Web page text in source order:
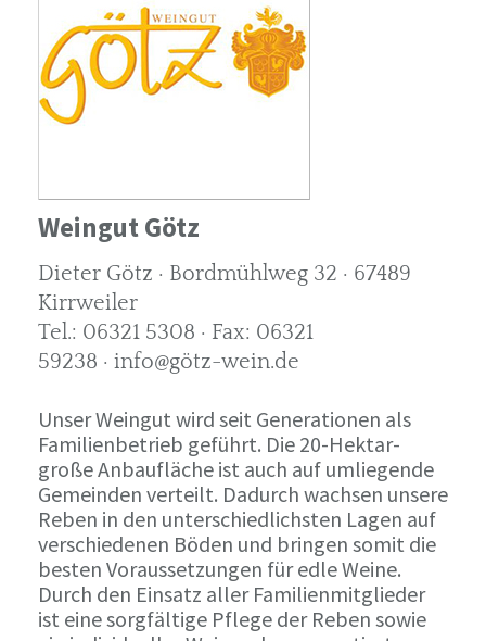
Weingut Götz
Dieter Götz · Bordmühlweg 32 · 67489
Kirrweiler
Tel.: 06321 5308 · Fax: 06321
59238 · info@götz-wein.de
Unser Weingut wird seit Generationen als
Familienbetrieb geführt. Die 20-Hektar-
große Anbaufläche ist auch auf umliegende
Gemeinden verteilt. Dadurch wachsen unsere
Reben in den unterschiedlichsten Lagen auf
verschiedenen Böden und bringen somit die
besten Voraussetzungen für edle Weine.
Durch den Einsatz aller Familienmitglieder
ist eine sorgfältige Pflege der Reben sowie